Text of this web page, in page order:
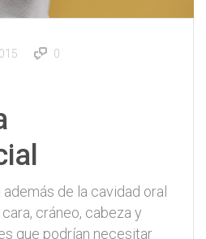
0
de la cavidad oral
cráneo, cabeza y
que podrían necesitar